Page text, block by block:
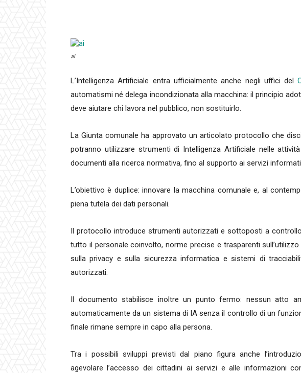
ai
L’Intelligenza Artificiale entra ufficialmente anche negli uffici del
automatismi né delega incondizionata alla macchina: il principio
deve aiutare chi lavora nel pubblico, non sostituirlo.
La Giunta comunale ha approvato un articolato protocollo che
potranno utilizzare strumenti di Intelligenza Artificiale nelle
documenti alla ricerca normativa, fino al supporto ai servizi
L’obiettivo è duplice: innovare la macchina comunale e, al
piena tutela dei dati personali.
Il protocollo introduce strumenti autorizzati e sottoposti a
tutto il personale coinvolto, norme precise e trasparenti
sulla privacy e sulla sicurezza informatica e sistemi di
autorizzati.
Il documento stabilisce inoltre un punto fermo: nessun atto
automaticamente da un sistema di IA senza il controllo di un
finale rimane sempre in capo alla persona.
Tra i possibili sviluppi previsti dal piano figura anche
agevolare l’accesso dei cittadini ai servizi e alle informazioni